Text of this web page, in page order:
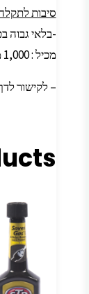
סיבות
-בלאי גבוה
מכיל : 1,000 מ”ל בקרטון: 6 יחידות
– לקישור